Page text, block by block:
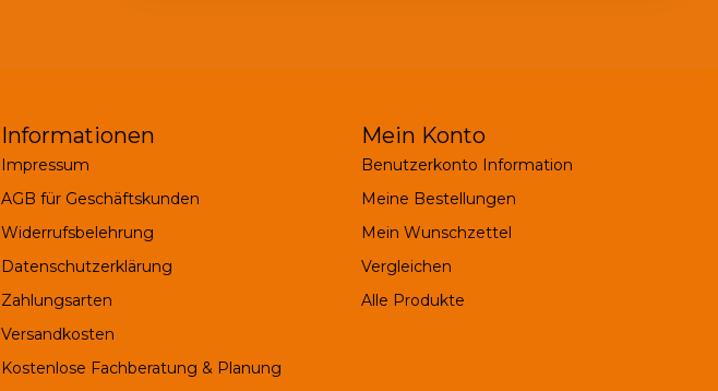
Informationen
Impressum
AGB für Geschäftskunden
Widerrufsbelehrung
Datenschutzerklärung
Zahlungsarten
Versandkosten
Kostenlose Fachberatung & Planung
Mein Konto
Benutzerkonto Information
Meine Bestellungen
Mein Wunschzettel
Vergleichen
Alle Produkte